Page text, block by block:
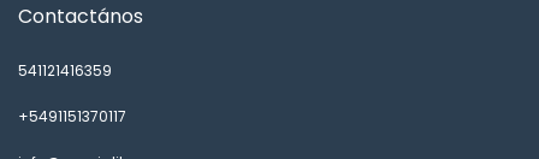
Contactános
541121416359
+5491151370117